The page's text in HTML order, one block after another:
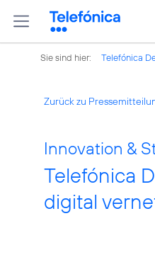
Sie sind hier: Telefónica
Zurück zu
Innovation &
Telefónica
digital